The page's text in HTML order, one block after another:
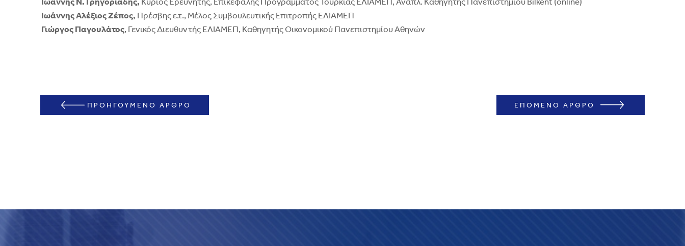
Ιωάννης N. Γρηγοριάδης, Kύριος Ερευνητής, Επικεφαλής Προγράμματος Τουρκίας ΕΛΙΑΜΕΠ, Αναπλ. Καθηγητής Πανεπιστημίου Bilkent (online)
Ιωάννης Αλέξιος Ζέπος, Πρέσβης ε.τ., Μέλος Συμβουλευτικής Επιτροπής ΕΛΙΑΜΕΠ
Γιώργος Παγουλάτος, Γενικός Διευθυντής ΕΛΙΑΜΕΠ, Καθηγητής Οικονομικού Πανεπιστημίου Αθηνών
ΠΡΟΗΓΟΥΜΕΝΟ ΑΡΘΡΟ ΕΠΟΜΕΝΟ ΑΡΘΡΟ